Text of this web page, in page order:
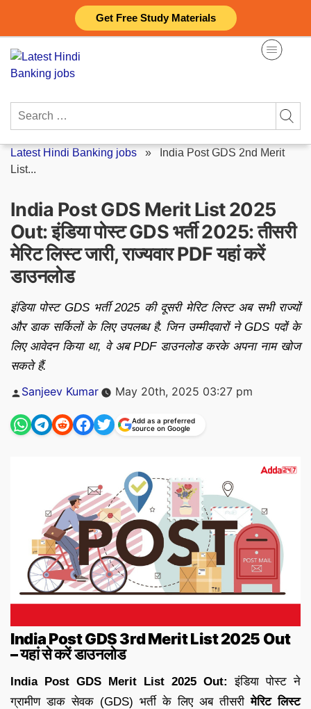
Get Free Study Materials
content
Search
Latest Hindi Banking jobs »
India Post GDS 2nd Merit
List...
India Post GDS Merit List 2025
Out: इंडिया पोस्ट GDS भर्ती 2025: तीसरी
मेरिट लिस्ट जारी, राज्यवार PDF यहां करें
डाउनलोड
इंडिया पोस्ट GDS भर्ती 2025 की दूसरी मेरिट लिस्ट अब सभी राज्यों
और डाक सर्किलों के लिए उपलब्ध है. जिन उम्मीदवारों ने GDS पदों के
लिए आवेदन किया था, वे अब PDF डाउनलोड करके अपना नाम खोज
सकते हैं.
Posted
Sanjeev Kumar May 20th, 2025 03:27 pm
Add as a preferred
source on Google
India Post GDS 3rd Merit List 2025 Out
– यहां से करें डाउनलोड
India Post GDS Merit List 2025 Out: इंडिया पोस्ट ने
ग्रामीण डाक सेवक (GDS) भर्ती के लिए अब तीसरीमेरिट लिस्ट